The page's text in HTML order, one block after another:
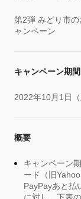
第2弾 みどり市
ャンペーン
キャンペーン期間
2022年10月1日
概要
キャンペーン
ード（旧
PayPayあと払